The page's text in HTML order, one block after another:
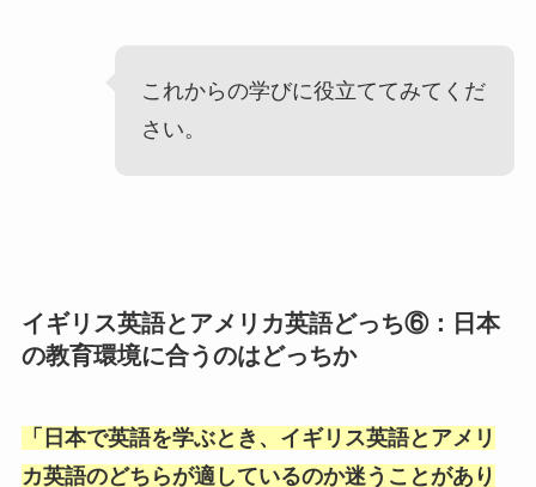
これからの学びに役立ててみてくだ
さい。
イギリス英語とアメリカ英語どっち⑥：日本
の教育環境に合うのはどっちか
「 日本で英語を学ぶとき、イギリス英語とアメリ
カ英語のどちらが適しているのか迷うことがあり